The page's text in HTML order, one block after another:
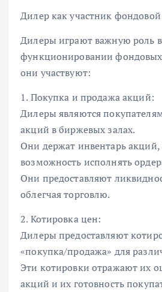
Дилер как участник
Дилеры играют важную роль в
функционировании
они участвуют:
1. Покупка и продажа акций:
Дилеры являются
акций в биржевых залах.
Они держат инвентарь
возможность исполнять
Они предоставляют
облегчая торговлю.
2. Котировка цен:
Дилеры предоставляют
«покупка/продажа» для
Эти котировки отражают их
акций и их готовность